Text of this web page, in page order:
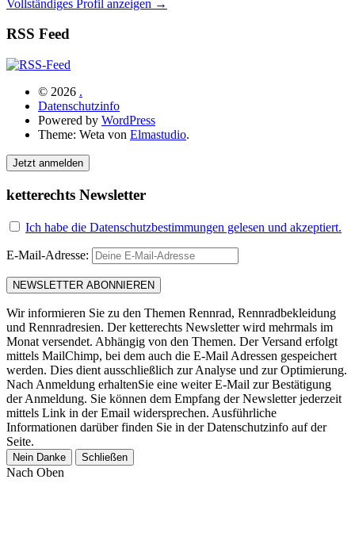
Vollständiges Profil anzeigen →
RSS Feed
© 2026 .
Datenschutzinfo
Powered by WordPress
Theme: Weta von Elmastudio.
Jetzt anmelden
ketterechts Newsletter
Ich habe die Datenschutzbestimmungen gelesen und akzeptiert.
E-Mail-Adresse:
Wir informieren Sie zu den Themen Rennrad, Rennradbekleidung
und Rennradresien. Der ketterechts Newsletter wird mehrmals im
Monat versendet. Abhängig von den Themen. Der Versand erfolgt
mittels MailChimp, bei dem auch die E-Mail Adressen gespeichert
werden. Dies dient ausschließlich zur Analyse und zur Optimierung.
Nach Anmeldung erhaltenSie eine weiter E-Mail zur Bestätigung
der Anmeldung. Sie können dem Empfang der Newsletter jederzeit
mittels Link in der Email widersprechen. Ausführliche
Informationen darüber finden Sie in der Datenschutzinfo auf der
Seite.
Nein Danke Schließen
Nach Oben